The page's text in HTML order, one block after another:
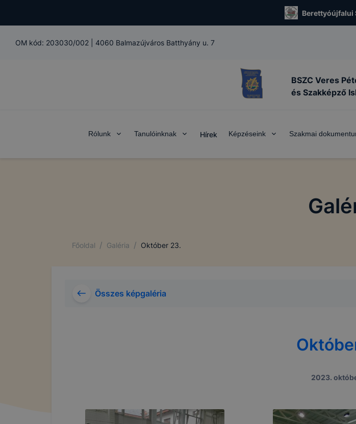
Berettyóújfalui
OM kód: 203030/002 4060 Balmazújváros Batthyány u. 7
BSZC Veres
és Szakképző
Rólunk Tanulóinknak Hírek Képzéseink Szakmai
Főoldal / Galéria / Október 23.
Összes képgaléria
2023.